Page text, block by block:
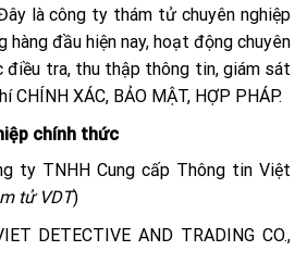
là công ty thám tử chuyên nghiệp
đầu hiện nay, hoạt động chuyên
điều tra, thu thập thông tin, giám sát
CHÍNH XÁC, BẢO MẬT, HỢP PHÁP.
chính thức
ty TNHH Cung cấp Thông tin Việt
tử VDT)
DETECTIVE AND TRADING CO.,